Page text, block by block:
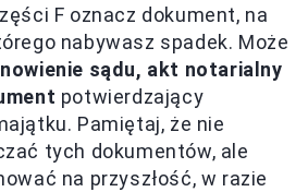
F oznacz dokument, na
nabywasz spadek. Może
sądu, akt notarialny
potwierdzający
Pamiętaj, że nie
tych dokumentów, ale
na przyszłość, w razie